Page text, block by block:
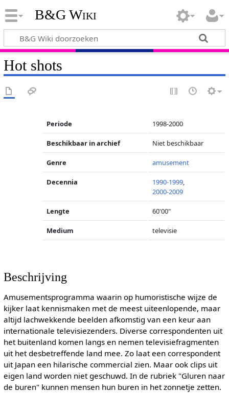
B&G Wiki
Hot shots
Periode 1998-2000
Beschikbaar in archief Niet beschikbaar
Genre amusement
Decennia 1990-1999,
2000-2009
Lengte 60'00"
Medium televisie
Beschrijving
Amusementsprogramma waarin op humoristische wijze de
kijker laat kennismaken met de meest uiteenlopende, maar
altijd lachwekkende beelden afkomstig van een keur aan
internationale televisiezenders. Diverse correspondenten uit
het buitenland komen langs en nemen televisiefragmenten
uit het desbetreffende land mee. Zo laat een correspondent
uit Japan een hilarische commercial zien. Maar ook clips uit
eigen land worden niet geschuwd. In de rubriek "Gluren naar
de buren" kunnen mensen hun buren in het zonnetje zetten.